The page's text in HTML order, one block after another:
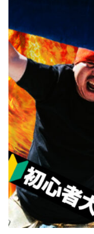
GUIDANCE
ACCESS ア
RESERVATION
NEWS &